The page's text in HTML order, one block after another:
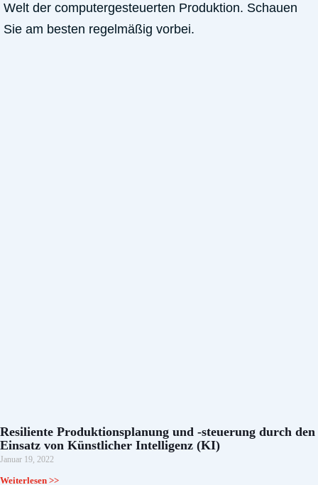
Welt der computergesteuerten Produktion. Schauen
Sie am besten regelmäßig vorbei.
Resiliente Produktionsplanung und -steuerung durch den
Einsatz von Künstlicher Intelligenz (KI)
Januar 19, 2022
Weiterlesen >>